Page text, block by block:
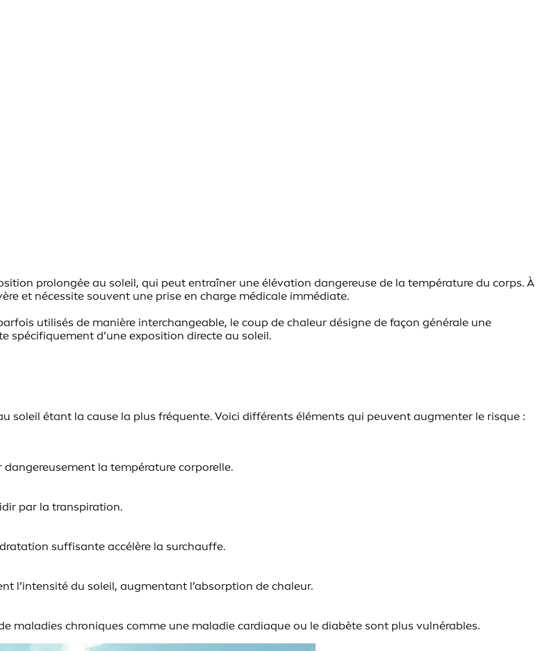
prolongée au soleil, qui peut entraîner une élévation dangereuse de la température du corps. À
et nécessite souvent une prise en charge médicale immédiate.
utilisés de manière interchangeable, le coup de chaleur désigne de façon générale une
spécifiquement d’une exposition directe au soleil.
soleil étant la cause la plus fréquente. Voici différents éléments qui peuvent augmenter le risque :
dangereusement la température corporelle.
par la transpiration.
suffisante accélère la surchauffe.
l’intensité du soleil, augmentant l’absorption de chaleur.
maladies chroniques comme une maladie cardiaque ou le diabète sont plus vulnérables.